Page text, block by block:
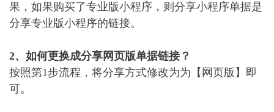
果，如果购买了专业版小程序，则分享小程序单据是
分享专业版小程序的链接。
2、如何更换成分享网页版单据链接？
按照第1步流程，将分享方式修改为为【网页版】即
可。